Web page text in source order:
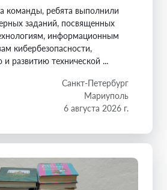
команды, ребята выполнили
заданий, посвященных
информационным
кибербезопасности,
и развитию технической ...
Санкт-Петербург
Мариуполь
6 августа 2026 г.